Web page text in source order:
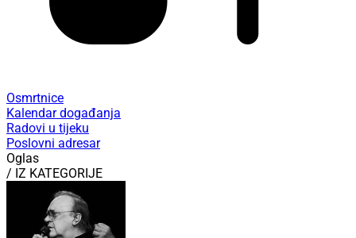
Osmrtnice
Kalendar događanja
Radovi u tijeku
Poslovni adresar
Oglas
/ IZ KATEGORIJE